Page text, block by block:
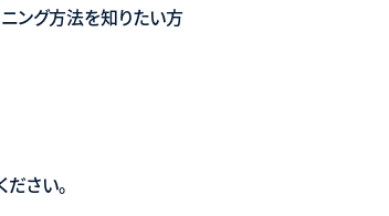
ング方法を知りたい方
さい。